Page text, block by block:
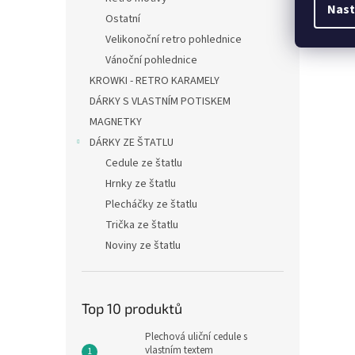
Ostatní
Velikonoční retro pohlednice
Vánoční pohlednice
KROWKI - RETRO KARAMELY
DÁRKY S VLASTNÍM POTISKEM
MAGNETKY
DÁRKY ZE ŠTATLU
Cedule ze štatlu
Hrnky ze štatlu
Plecháčky ze štatlu
Trička ze štatlu
Noviny ze štatlu
Top 10 produktů
Plechová uliční cedule s
vlastním textem